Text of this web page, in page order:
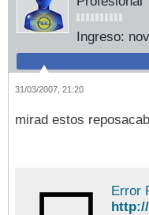
Ingreso:
31/03/2007, 21:20
mirad estos
Error